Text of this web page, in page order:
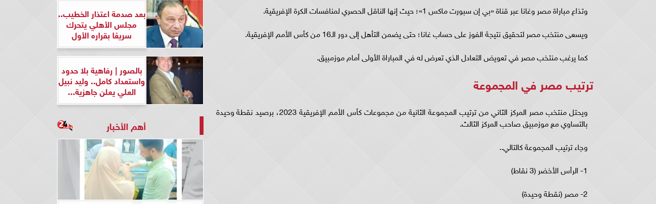
وتذاع مباراة مصر وغانا عبر قناة «بي إن سبورت ماكس 1»؛ حيث إنها الناقل الحصري لمنافسات الكرة الإفريقية.
ويسعى منتخب مصر لتحقيق نتيجة الفوز على حساب غانا؛ حتى يضمن التأهل إلى دور الـ16 من كأس الأمم الإفريقية.
كما يرغب منتخب مصر في تعويض التعادل الذي تعرض له في المباراة الأولى أمام موزمبيق.
ترتيب مصر في المجموعة
ويحتل منتخب مصر المركز الثاني من ترتيب المجموعة الثانية من مجموعات كأس الأمم الإفريقية 2023، برصيد نقطة وحيدة
بالتساوي مع موزمبيق صاحب المركز الثالث.
وجاء ترتيب المجموعة كالتالي..
1- الرأس الأخضر (3 نقاط)
2- مصر (نقطة وحيدة)
بعد صدمة اعتذار الخطيب..
مجلس الأهلي يتحرك
سريعًا بقراره الأول
بالصور | رفاهية بلا حدود
واستعداد كامل.. وليد نبيل
العلي يعلن جاهزية...
أهم الأخبار